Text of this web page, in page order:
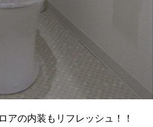
アの内装もリフレッシュ！！